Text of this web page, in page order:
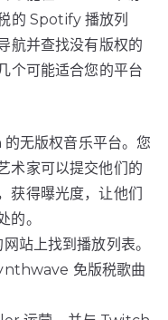
的 Spotify 播放列
航并查找没有版权的
个可能适合您的平台
无版权音乐平台。您
术家可以提交他们的
获得曝光度，让他们
的。
站上找到播放列表。
免版税歌曲